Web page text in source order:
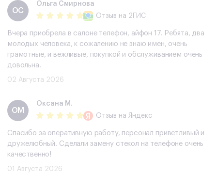
ОС
Ольга Смирнова
Отзыв на 2ГИС
Вчера приобрела в салоне телефон, айфон 17. Ребята, два
молодых человека, к сожалению не знаю имен, очень
грамотные, и вежливые, покупкой и обслуживанием очень
довольна.
02 Августа 2026
ОМ
Оксана М.
Отзыв на Яндекс
Спасибо за оперативную работу, персонал приветливый и
дружелюбный. Сделали замену стекол на телефоне очень
качественно!
01 Августа 2026